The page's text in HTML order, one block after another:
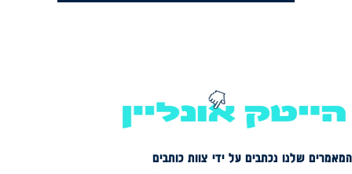
המאמרים שלנו נכתבים על ידי צוות כותבים